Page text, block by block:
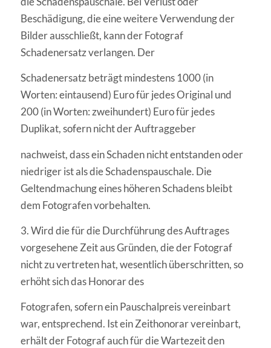
Beschädigung, die eine weitere Verwendung der
Bilder ausschließt, kann der Fotograf
Schadenersatz verlangen. Der
Schadenersatz beträgt mindestens 1000 (in
Worten: eintausend) Euro für jedes Original und
200 (in Worten: zweihundert) Euro für jedes
Duplikat, sofern nicht der Auftraggeber
nachweist, dass ein Schaden nicht entstanden oder
niedriger ist als die Schadenspauschale. Die
Geltendmachung eines höheren Schadens bleibt
dem Fotografen vorbehalten.
3. Wird die für die Durchführung des Auftrages
vorgesehene Zeit aus Gründen, die der Fotograf
nicht zu vertreten hat, wesentlich überschritten, so
erhöht sich das Honorar des
Fotografen, sofern ein Pauschalpreis vereinbart
war, entsprechend. Ist ein Zeithonorar vereinbart,
erhält der Fotograf auch für die Wartezeit den